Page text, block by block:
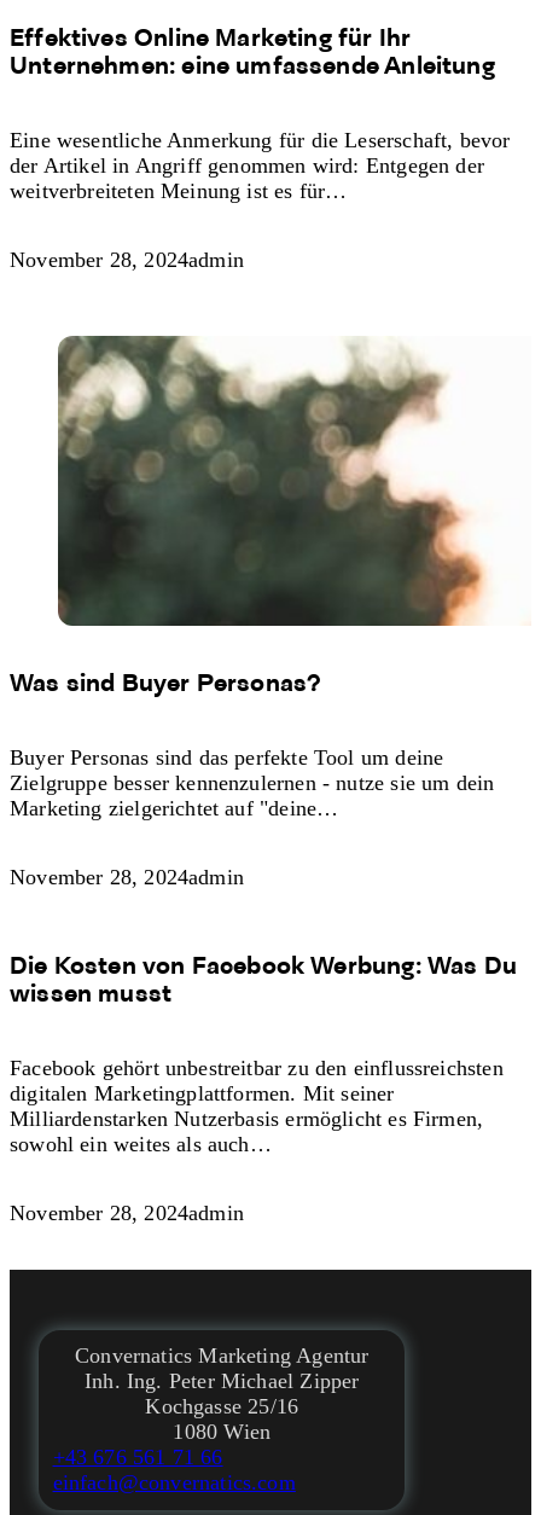
Effektives Online Marketing für Ihr
Unternehmen: eine umfassende Anleitung
Eine wesentliche Anmerkung für die Leserschaft, bevor
der Artikel in Angriff genommen wird: Entgegen der
weitverbreiteten Meinung ist es für…
November 28, 2024admin
Was sind Buyer Personas?
Buyer Personas sind das perfekte Tool um deine
Zielgruppe besser kennenzulernen - nutze sie um dein
Marketing zielgerichtet auf "deine…
November 28, 2024admin
Die Kosten von Facebook Werbung: Was Du
wissen musst
Facebook gehört unbestreitbar zu den einflussreichsten
digitalen Marketingplattformen. Mit seiner
Milliardenstarken Nutzerbasis ermöglicht es Firmen,
sowohl ein weites als auch…
November 28, 2024admin
Convernatics Marketing Agentur
Inh. Ing. Peter Michael Zipper
Kochgasse 25/16
1080 Wien
+43 676 561 71 66
einfach@convernatics.com